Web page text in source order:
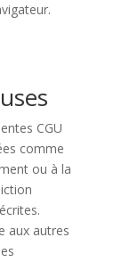
CGU
comme
ou à la
aux autres